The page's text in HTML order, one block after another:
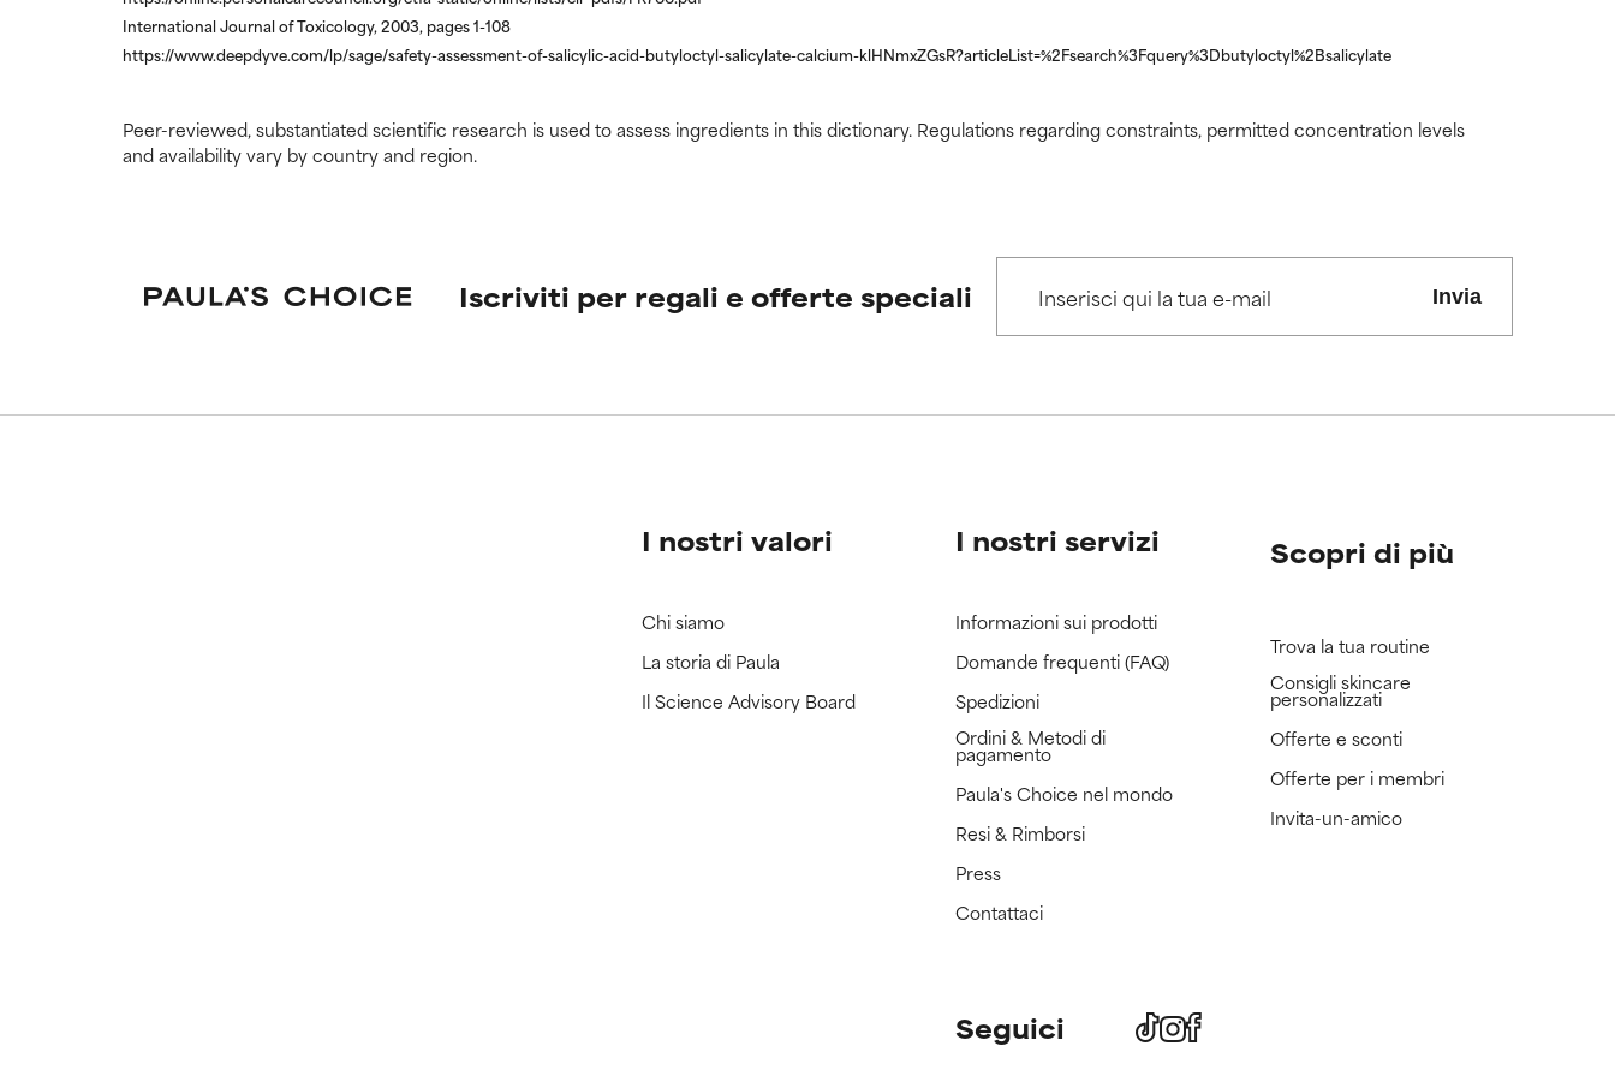
International Journal of Toxicology, 2003, pages 1-108
https://www.deepdyve.com/lp/sage/safety-assessment-of-salicylic-acid-butyloctyl-salicylate-calcium-klHNmxZGsR?articleList=%2Fsearch%3Fquery%3Dbutyloctyl%2Bsalicylate
Peer-reviewed, substantiated scientific research is used to assess ingredients in this dictionary. Regulations regarding constraints, permitted concentration levels
and availability vary by country and region.
Iscriviti per regali e offerte speciali Invia
I nostri valori
Chi siamo
La storia di Paula
Il Science Advisory Board
I nostri servizi
Informazioni sui prodotti
Domande frequenti (FAQ)
Spedizioni
Ordini & Metodi di
pagamento
Paula's Choice nel mondo
Resi & Rimborsi
Press
Contattaci
Scopri di più
Trova la tua routine
Consigli skincare
personalizzati
Offerte e sconti
Offerte per i membri
Invita-un-amico
Seguici